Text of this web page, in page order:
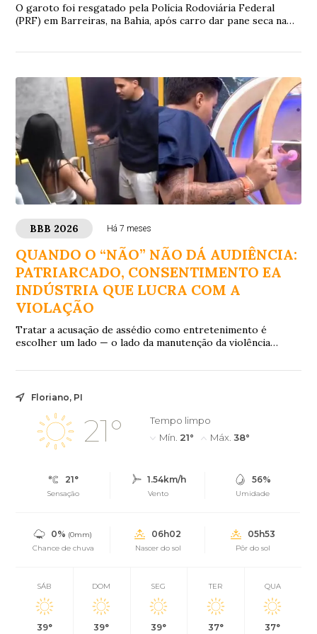
O garoto foi resgatado pela Polícia Rodoviária Federal
(PRF) em Barreiras, na Bahia, após carro dar pane seca na
BBB 2026 Há 7 meses
QUANDO O “NÃO” NÃO DÁ AUDIÊNCIA:
PATRIARCADO, CONSENTIMENTO EA
INDÚSTRIA QUE LUCRA COM A
VIOLAÇÃO
Tratar a acusação de assédio como entretenimento é
escolher um lado — o lado da manutenção da violência
Floriano, PI
21°
Tempo limpo
Mín. 21° Máx. 38°
21°
Sensação
1.54km/h
Vento
56%
Umidade
0% (0mm)
Chance de chuva
06h02
Nascer do sol
05h53
Pôr do sol
SÁB
39°
DOM
39°
SEG
39°
TER
37°
QUA
37°